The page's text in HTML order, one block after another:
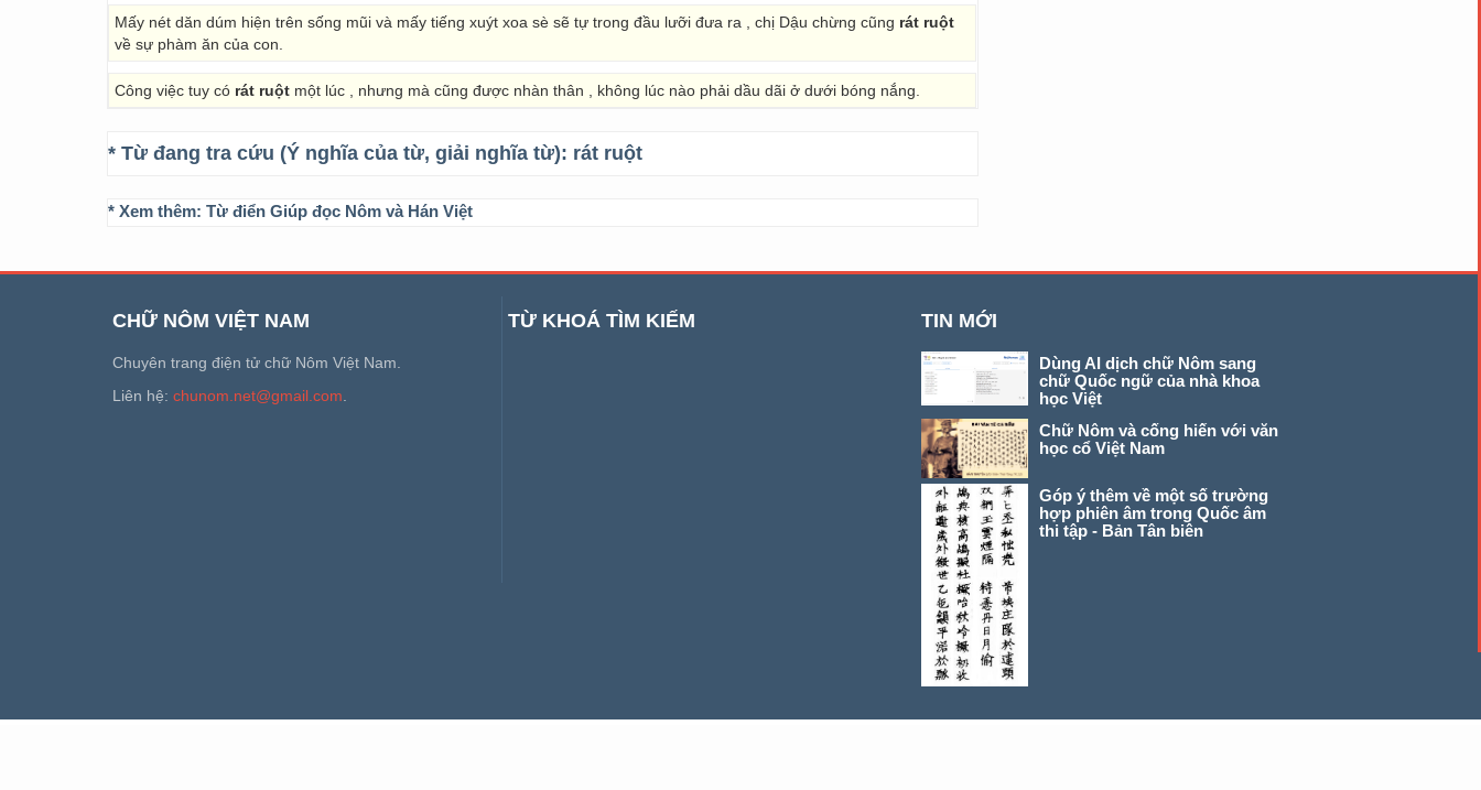
Mấy nét dăn dúm hiện trên sống mũi và mấy tiếng xuýt xoa sè sẽ tự trong đầu lưỡi đưa ra , chị Dậu chừng cũng rát ruột
về sự phàm ăn của con.
Công việc tuy có rát ruột một lúc , nhưng mà cũng được nhàn thân , không lúc nào phải dầu dãi ở dưới bóng nắng.
* Từ đang tra cứu (Ý nghĩa của từ, giải nghĩa từ): rát ruột
* Xem thêm: Từ điển Giúp đọc Nôm và Hán Việt
CHỮ NÔM VIỆT NAM
Chuyên trang điện tử chữ Nôm Việt Nam.
Liên hệ: chunom.net@gmail.com
TỪ KHOÁ TÌM KIẾM TIN MỚI
Dùng AI dịch chữ Nôm sang
chữ Quốc ngữ của nhà khoa
học Việt
Chữ Nôm và cống hiến với văn
học cổ Việt Nam
Góp ý thêm về một số trường
hợp phiên âm trong Quốc âm
thi tập - Bản Tân biên